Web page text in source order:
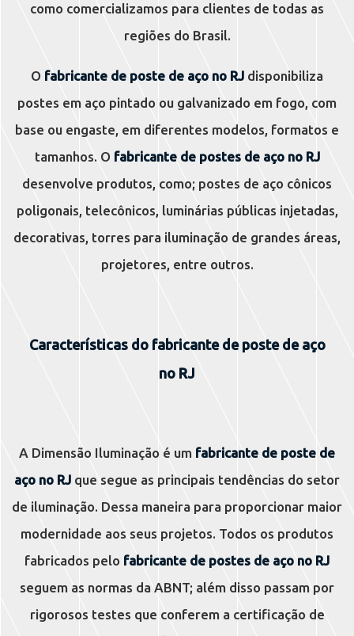
como comercializamos para clientes de todas as
regiões do Brasil.
O fabricante de poste de aço no RJ disponibiliza
postes em aço pintado ou galvanizado em fogo, com
base ou engaste, em diferentes modelos, formatos e
tamanhos. O fabricante de postes de aço no RJ
desenvolve produtos, como; postes de aço cônicos
poligonais, telecônicos, luminárias públicas injetadas,
decorativas, torres para iluminação de grandes áreas,
projetores, entre outros.
Características do fabricante de poste de aço
no RJ
A Dimensão Iluminação é um fabricante de poste de
aço no RJ que segue as principais tendências do setor
de iluminação. Dessa maneira para proporcionar maior
modernidade aos seus projetos. Todos os produtos
fabricados pelo fabricante de postes de aço no RJ
seguem as normas da ABNT; além disso passam por
rigorosos testes que conferem a certificação de